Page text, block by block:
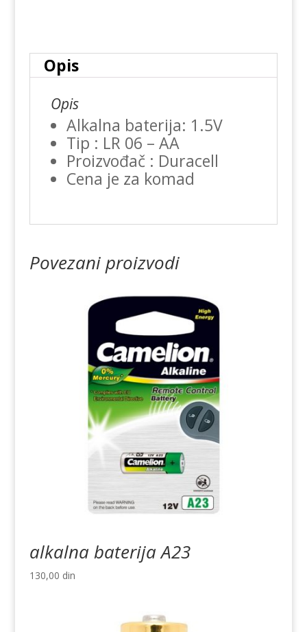
Opis
Opis
Alkalna baterija: 1.5V
Tip : LR 06 – AA
Proizvođač : Duracell
Cena je za komad
Povezani proizvodi
alkalna baterija A23
130,00 din